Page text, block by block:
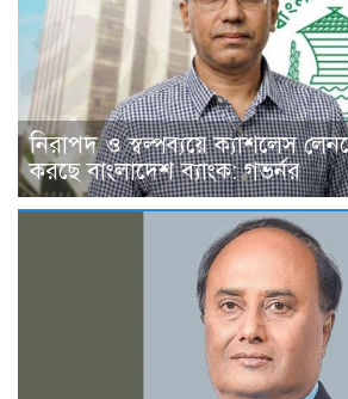
নিরাপদ ও স্বল্পব্যয়ে ক্যাশলেস
করছে বাংলাদেশ ব্যাংক: গভর্নর